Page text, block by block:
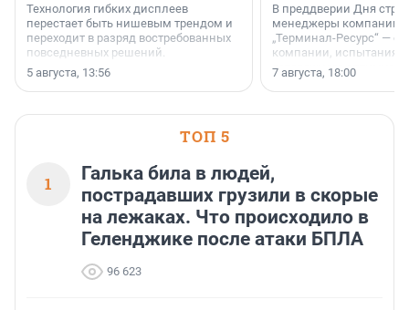
Технология гибких дисплеев
перестает быть нишевым трендом и
переходит в разряд востребованных
повседневных решений.
5 августа, 13:56
В преддверии Дня
менеджеры компании
„Терминал-Ресурс“ — о
компании, испытаниях
осторожного
7 августа, 18:00
ТОП 5
1
Галька била в людей,
пострадавших грузили в скорые
на лежаках. Что происходило в
Геленджике после атаки БПЛА
96 623